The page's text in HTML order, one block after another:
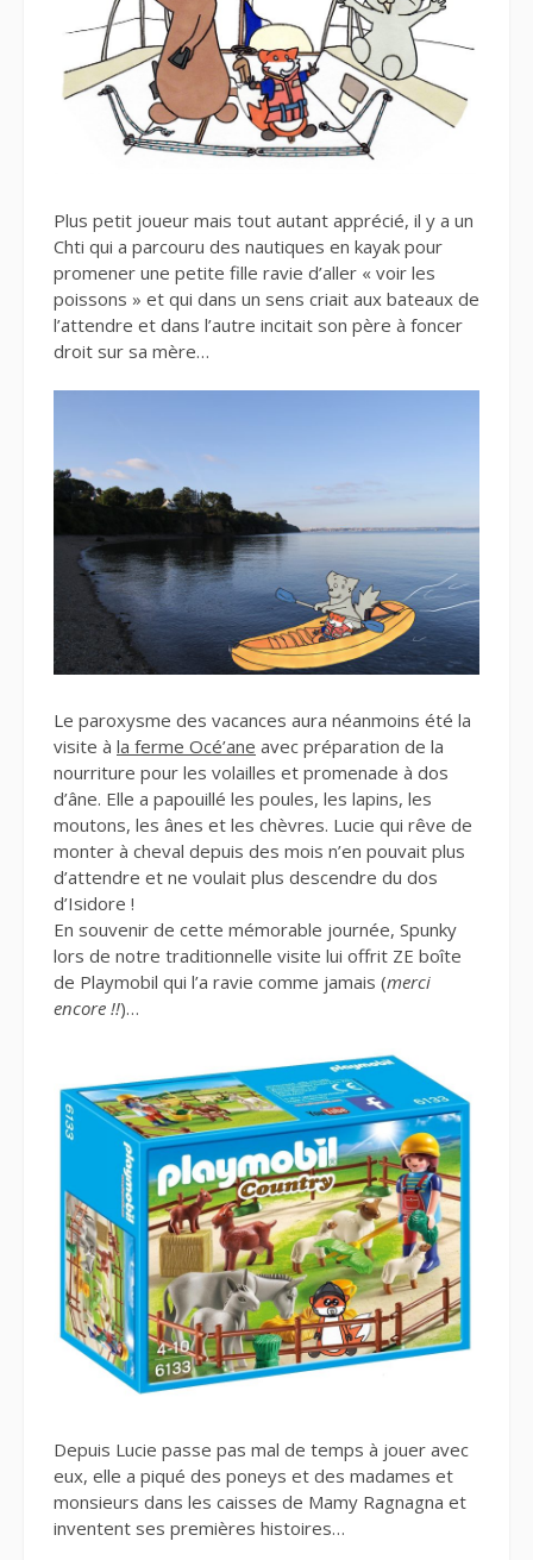
Plus petit joueur mais tout autant apprécié, il y a un
Chti qui a parcouru des nautiques en kayak pour
promener une petite fille ravie d’aller « voir les
poissons » et qui dans un sens criait aux bateaux de
l’attendre et dans l’autre incitait son père à foncer
droit sur sa mère…
Le paroxysme des vacances aura néanmoins été la
visite à la ferme Océ’ane avec préparation de la
nourriture pour les volailles et promenade à dos
d’âne. Elle a papouillé les poules, les lapins, les
moutons, les ânes et les chèvres. Lucie qui rêve de
monter à cheval depuis des mois n’en pouvait plus
d’attendre et ne voulait plus descendre du dos
d’Isidore !
En souvenir de cette mémorable journée, Spunky
lors de notre traditionnelle visite lui offrit ZE boîte
de Playmobil qui l’a ravie comme jamais (merci
encore !!)…
Depuis Lucie passe pas mal de temps à jouer avec
eux, elle a piqué des poneys et des madames et
monsieurs dans les caisses de Mamy Ragnagna et
inventent ses premières histoires…